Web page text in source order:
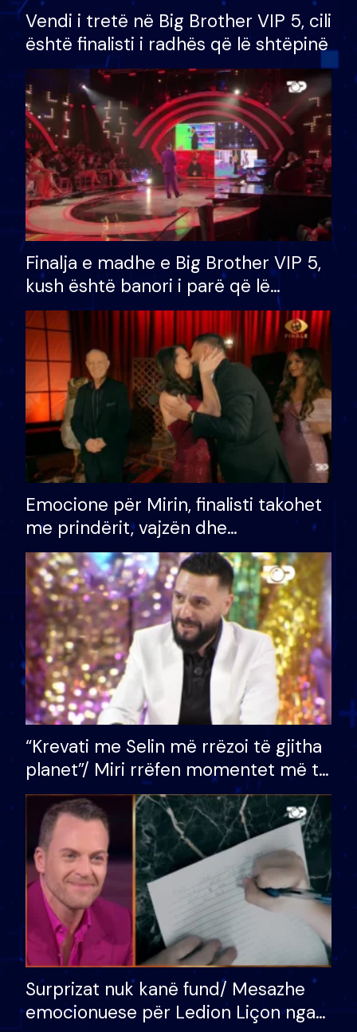
Vendi i tretë në Big Brother VIP 5, cili
është finalisti i radhës që lë shtëpinë
Finalja e madhe e Big Brother VIP 5,
kush është banori i parë që lë
shtëpinë dhe humb mundësinë për
të fituar çmimin e madh
Emocione për Mirin, finalisti takohet
me prindërit, vajzën dhe
bashkëshorten: S’kemi ndonjë letër
divorci apo jo?
“Krevati me Selin më rrëzoi të gjitha
planet”/ Miri rrëfen momentet më të
bukura në shtëpinë e BB VIP: Do më
mungojë zilja e mëngjesit kur…
Surprizat nuk kanë fund/ Mesazhe
emocionuese për Ledion Liçon nga